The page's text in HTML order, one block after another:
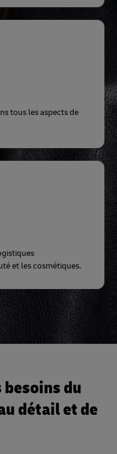
tous les aspects de
et les cosmétiques.
du
détail et de